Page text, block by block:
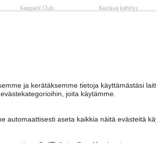
Kappahl Club
Kestävä kehitys